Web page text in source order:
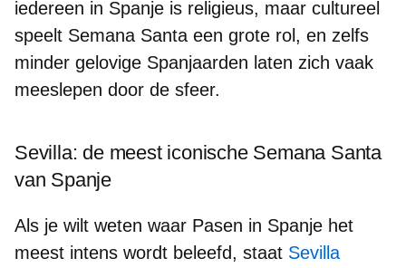
iedereen in Spanje is religieus, maar cultureel
speelt Semana Santa een grote rol, en zelfs
minder gelovige Spanjaarden laten zich vaak
meeslepen door de sfeer.
Sevilla: de meest iconische Semana Santa
van Spanje
Als je wilt weten waar Pasen in Spanje het
meest intens wordt beleefd, staat Sevilla